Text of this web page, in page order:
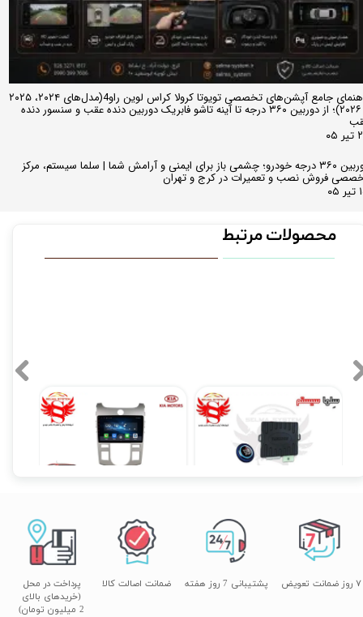
راهنمای جامع آپشن‌های تخصصی تویوتا کرولا کراس لوین راو4(مدل‌های ۲۰۲۴، ۲۰۲۵
و ۲۰۲۶)؛ از دوربین ۳۶۰ درجه تا آینه تاشو فابریک دوربین دنده عقب و سنسور دنده
دوربین ۳۶۰ درجه خودرو؛ چشمی باز برای ایمنی و آرامش شما | سلما سیستم، مرکز
فروش نصب و تعمیرات در کرج و تهران
محصولات مرتبط
مانیتور فابریک سراتو Cerato کیا فول تاچ مدل T3L2021
۱۲,۹۰۰,۰۰۰ تومان
کیلس استارت با دکمه استارتر (فاقد ریموت)
۵,۴۹۰,۰۰۰ تومان
پشتیبانی 7 روز هفته
پرداخت در محل
(خریدهای بالای
2 میلیون تومان)
۷ روز ضمانت تعویض ضمانت اصالت کالا